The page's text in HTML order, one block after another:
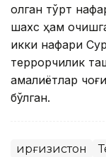
қолган тўрт
шахс ҳам
икки нафари
террорчилик
амалиётлар
бўлган.
Қирғизистон